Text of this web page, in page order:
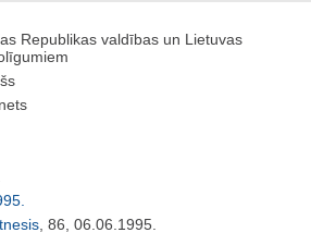
Republikas valdības un Lietuvas
, 86, 06.06.1995.